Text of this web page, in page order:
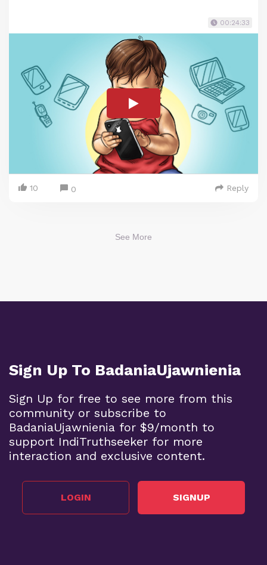
00:24:33
10 0 Reply
See More
Sign Up To BadaniaUjawnienia
Sign Up for free to see more from this
community or subscribe to
BadaniaUjawnienia for $9/month to
support IndiTruthseeker for more
interaction and exclusive content.
LOGIN SIGNUP